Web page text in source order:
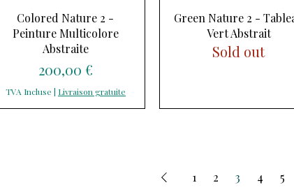
Aperçu rapide
Colored Nature 2 -
Peinture Multicolore
Abstraite
Prix
200,00 €
TVA Incluse | Livraison gratuite
Aperçu rapide
Green Nature 2 -
Vert Abstrait
Sold out
1 2 3 4 5